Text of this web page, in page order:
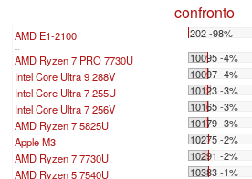
confronto
AMD E1-2100 202 -98%
...
AMD Ryzen 7 PRO 7730U
10095 -4%
Intel Core Ultra 9 288V
10097 -4%
Intel Core Ultra 7 255U
10123 -3%
Intel Core Ultra 7 256V
10165 -3%
AMD Ryzen 7 5825U
10179 -3%
Apple M3
10275 -2%
AMD Ryzen 7 7730U
10291 -2%
AMD Ryzen 5 7540U
10383 -1%